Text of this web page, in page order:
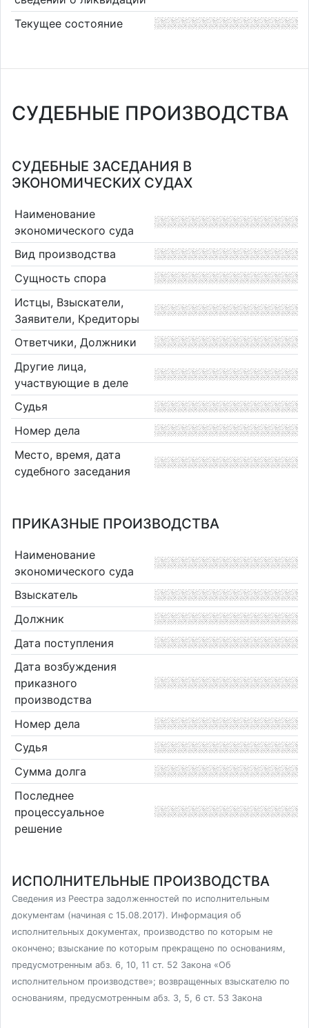
Текущее состояние
СУДЕБНЫЕ ПРОИЗВОДСТВА
СУДЕБНЫЕ ЗАСЕДАНИЯ В
ЭКОНОМИЧЕСКИХ СУДАХ
Наименование
экономического суда
Вид производства
Сущность спора
Истцы, Взыскатели,
Заявители, Кредиторы
Ответчики, Должники
Другие лица,
участвующие в деле
Судья
Номер дела
Место, время, дата
судебного заседания
ПРИКАЗНЫЕ ПРОИЗВОДСТВА
Наименование
экономического суда
Взыскатель
Должник
Дата поступления
Дата возбуждения
приказного
производства
Номер дела
Судья
Сумма долга
Последнее
процессуальное
решение
ИСПОЛНИТЕЛЬНЫЕ ПРОИЗВОДСТВА
Сведения из Реестра задолженностей по исполнительным
документам (начиная с 15.08.2017). Информация об
исполнительных документах, производство по которым не
окончено; взыскание по которым прекращено по основаниям,
предусмотренным абз. 6, 10, 11 ст. 52 Закона «Об
исполнительном производстве»; возвращенных взыскателю по
основаниям, предусмотренным абз. 3, 5, 6 ст. 53 Закона